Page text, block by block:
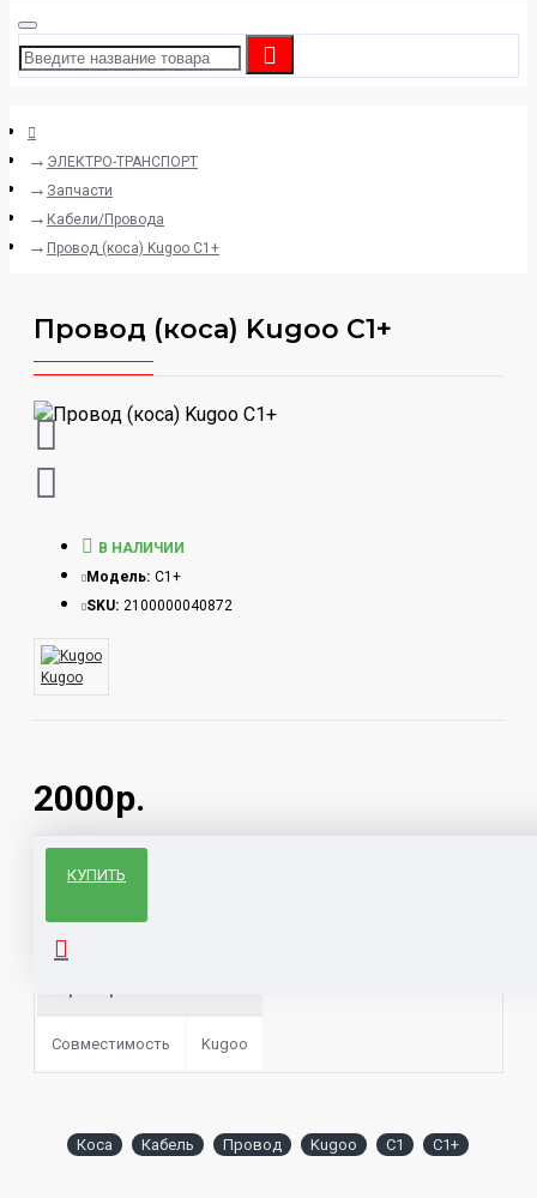
ЭЛЕКТРО-ТРАНСПОРТ
Запчасти
Кабели/Провода
Провод (коса) Kugoo С1+
Провод (коса) Kugoo С1+
2000р.
В НАЛИЧИИ
Модель: C1+
SKU: 2100000040872
Kugoo
КУПИТЬ
Совместимость Kugoo
Коса Кабель Провод Kugoo C1 C1+